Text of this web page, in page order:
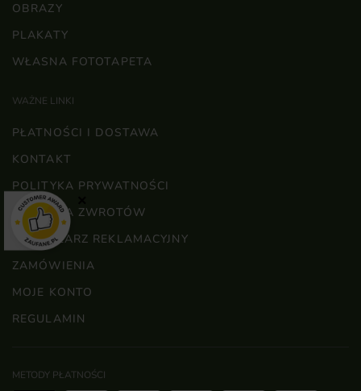
OBRAZY
PLAKATY
WŁASNA FOTOTAPETA
WAŻNE LINKI
PŁATNOŚCI I DOSTAWA
KONTAKT
POLITYKA PRYWATNOŚCI
POLITYKA ZWROTÓW
FORMULARZ REKLAMACYJNY
ZAMÓWIENIA
MOJE KONTO
REGULAMIN
METODY PŁATNOŚCI